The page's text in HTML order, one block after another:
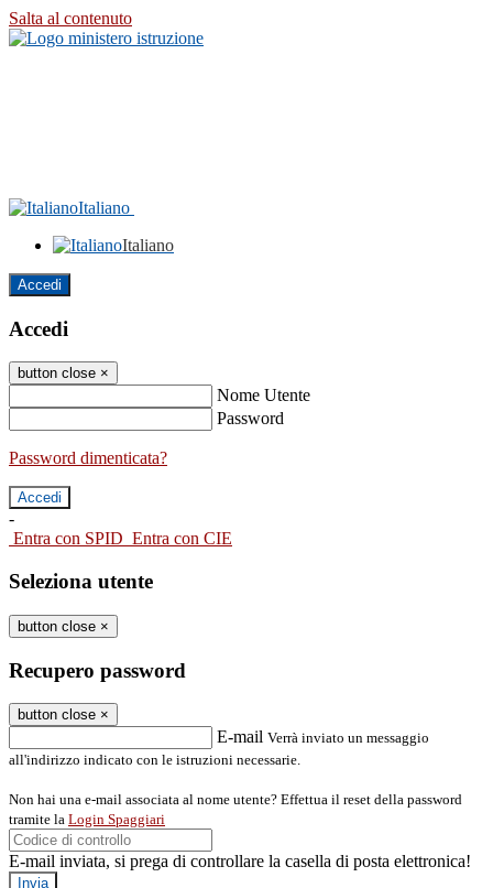
Salta al contenuto
Italiano
Italiano
Accedi
Accedi
button close ×
Nome Utente
Password
Password dimenticata?
-
Entra con SPID Entra con CIE
Seleziona utente
button close ×
Recupero password
button close ×
E-mail Verrà inviato un messaggio
all'indirizzo indicato con le istruzioni necessarie.
Non hai una e-mail associata al nome utente? Effettua il reset della password
tramite la Login Spaggiari
E-mail inviata, si prega di controllare la casella di posta elettronica!